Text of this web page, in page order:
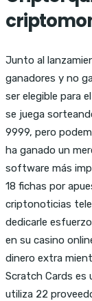
Junto al
ganadores y no
ser elegible para
se juega
9999, pero
ha ganado un
software más
18 fichas por
criptonoticias
dedicarle
en su casino
dinero extra
Scratch Cards es
utiliza 22